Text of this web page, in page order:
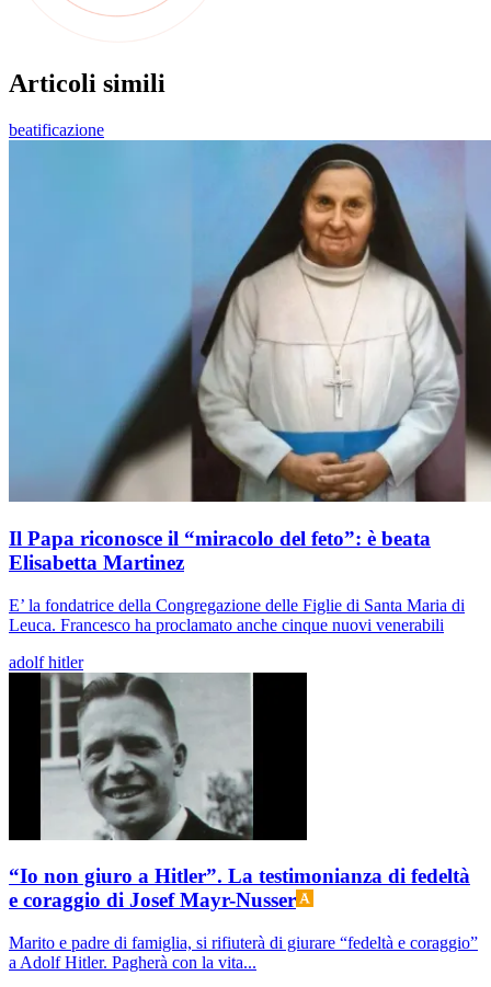
Articoli simili
beatificazione
Il Papa riconosce il “miracolo del feto”: è beata
Elisabetta Martinez
E’ la fondatrice della Congregazione delle Figlie di Santa Maria di
Leuca. Francesco ha proclamato anche cinque nuovi venerabili
adolf hitler
“Io non giuro a Hitler”. La testimonianza di fedeltà
e coraggio di Josef Mayr-Nusser
Marito e padre di famiglia, si rifiuterà di giurare “fedeltà e coraggio”
a Adolf Hitler. Pagherà con la vita...